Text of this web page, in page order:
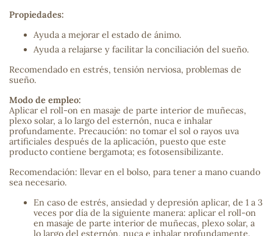
Propiedades:
Ayuda a mejorar el estado de ánimo.
Ayuda a relajarse y facilitar la conciliación del sueño.
Recomendado en estrés, tensión nerviosa, problemas de
sueño.
Modo de empleo:
Aplicar el roll-on en masaje de parte interior de muñecas,
plexo solar, a lo largo del esternón, nuca e inhalar
profundamente. Precaución: no tomar el sol o rayos uva
artificiales después de la aplicación, puesto que este
producto contiene bergamota; es fotosensibilizante.
Recomendación: llevar en el bolso, para tener a mano cuando
sea necesario.
En caso de estrés, ansiedad y depresión aplicar, de 1 a 3
veces por día de la siguiente manera: aplicar el roll-on
en masaje de parte interior de muñecas, plexo solar, a
lo largo del esternón, nuca e inhalar profundamente.